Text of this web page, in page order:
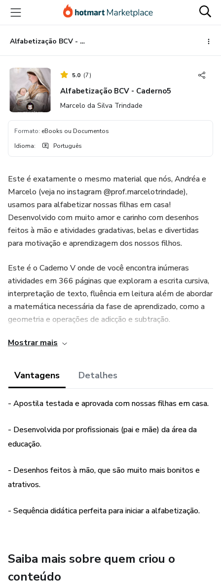
para
conteúdo
principal
para
pagamento
para
rodapé
Alfabetização BCV - Caderno5
5.0 (7)
Alfabetização BCV - Caderno5
Marcelo da Silva Trindade
Formato: eBooks ou Documentos
Idioma: Português
Este é exatamente o mesmo material que nós, Andréa e
Marcelo (veja no instagram @prof.marcelotrindade),
usamos para alfabetizar nossas filhas em casa!
Desenvolvido com muito amor e carinho com desenhos
feitos à mão e atividades gradativas, belas e divertidas
para motivação e aprendizagem dos nossos filhos.
Este é o Caderno V onde de você encontra inúmeras
atividades em 366 páginas que exploram a escrita cursiva,
interpretação de texto, fluência em leitura além de abordar
a matemática necessária da fase de aprendizado, como a
geometria e operações de adicção e subtração.
Fizemos esse material com imenso carinho! Inúmeras horas
material mais belo que já vimos para a alfabetização
infantil (modéstia a parte achamos mesmo isso). Temos
Mostrar mais
Vantagens Detalhes
- Apostila testada e aprovada com nossas filhas em casa.
- Desenvolvida por profissionais (pai e mãe) da área da
educação.
- Desenhos feitos à mão, que são muito mais bonitos e
atrativos.
- Sequência didática perfeita para iniciar a alfabetização.
Saiba mais sobre quem criou o
conteúdo